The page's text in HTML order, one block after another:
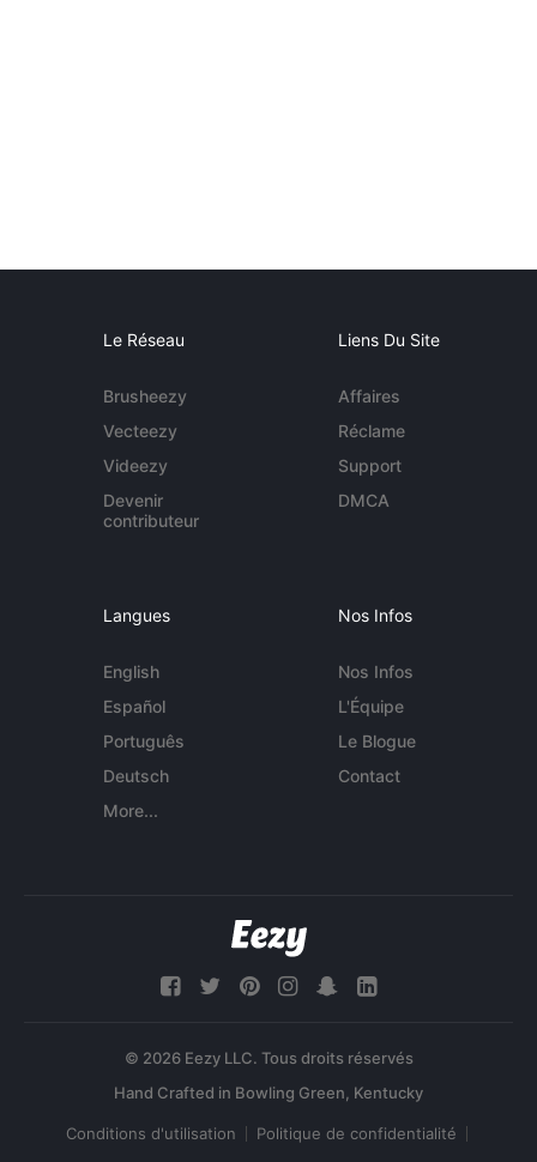
Le Réseau
Brusheezy
Vecteezy
Videezy
Devenir
contributeur
Liens Du Site
Affaires
Réclame
Support
DMCA
Langues
English
Español
Português
Deutsch
More...
Nos Infos
Nos Infos
L'Équipe
Le Blogue
Contact
© 2026 Eezy LLC. Tous droits réservés
Conditions d'utilisation Politique de confidentialité